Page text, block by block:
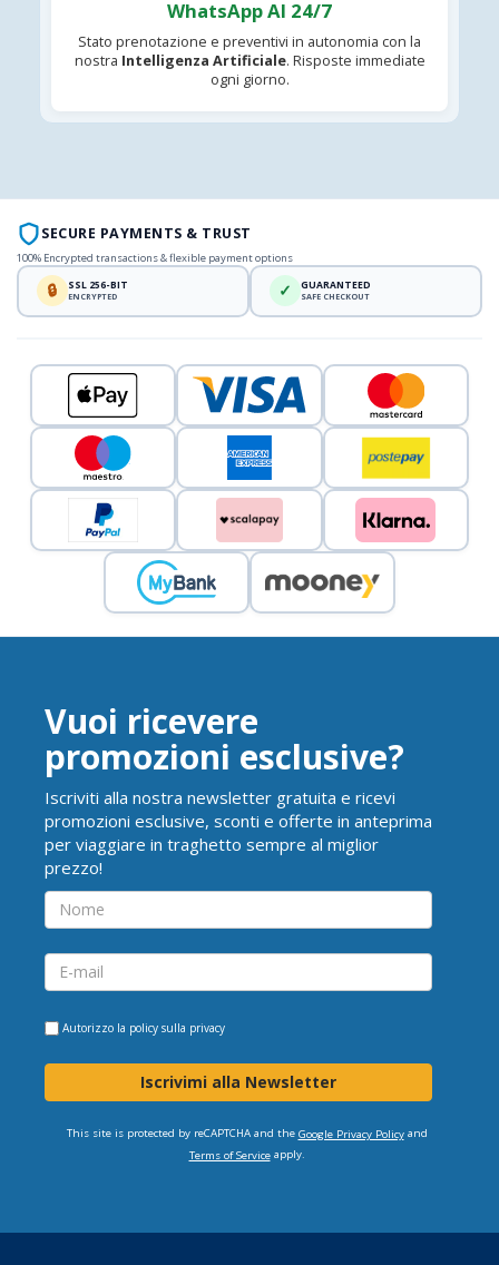
WhatsApp AI 24/7
Stato prenotazione e preventivi in autonomia con la
nostra Intelligenza Artificiale. Risposte immediate
ogni giorno.
SECURE PAYMENTS & TRUST
100% Encrypted transactions & flexible payment options
🔒 SSL 256-BIT
ENCRYPTED ✓ GUARANTEED
SAFE CHECKOUT
Vuoi ricevere
promozioni esclusive?
Iscriviti alla nostra newsletter gratuita e ricevi
promozioni esclusive, sconti e offerte in anteprima
per viaggiare in traghetto sempre al miglior
prezzo!
Autorizzo la policy sulla privacy
Iscrivimi alla Newsletter
This site is protected by reCAPTCHA and the Google Privacy Policyand
Terms of Serviceapply.